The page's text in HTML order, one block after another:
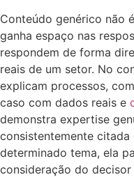
Conteúdo genérico não
ganha espaço nas
respondem de forma
reais de um setor. No
explicam processos,
caso com dados reais e
demonstra expertise
consistentemente
determinado tema, ela
consideração do